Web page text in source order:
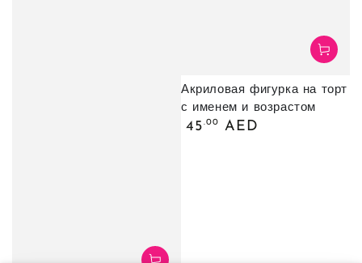
Акриловая фигурка на торт
с именем и возрастом
Обычная
45.00 AED